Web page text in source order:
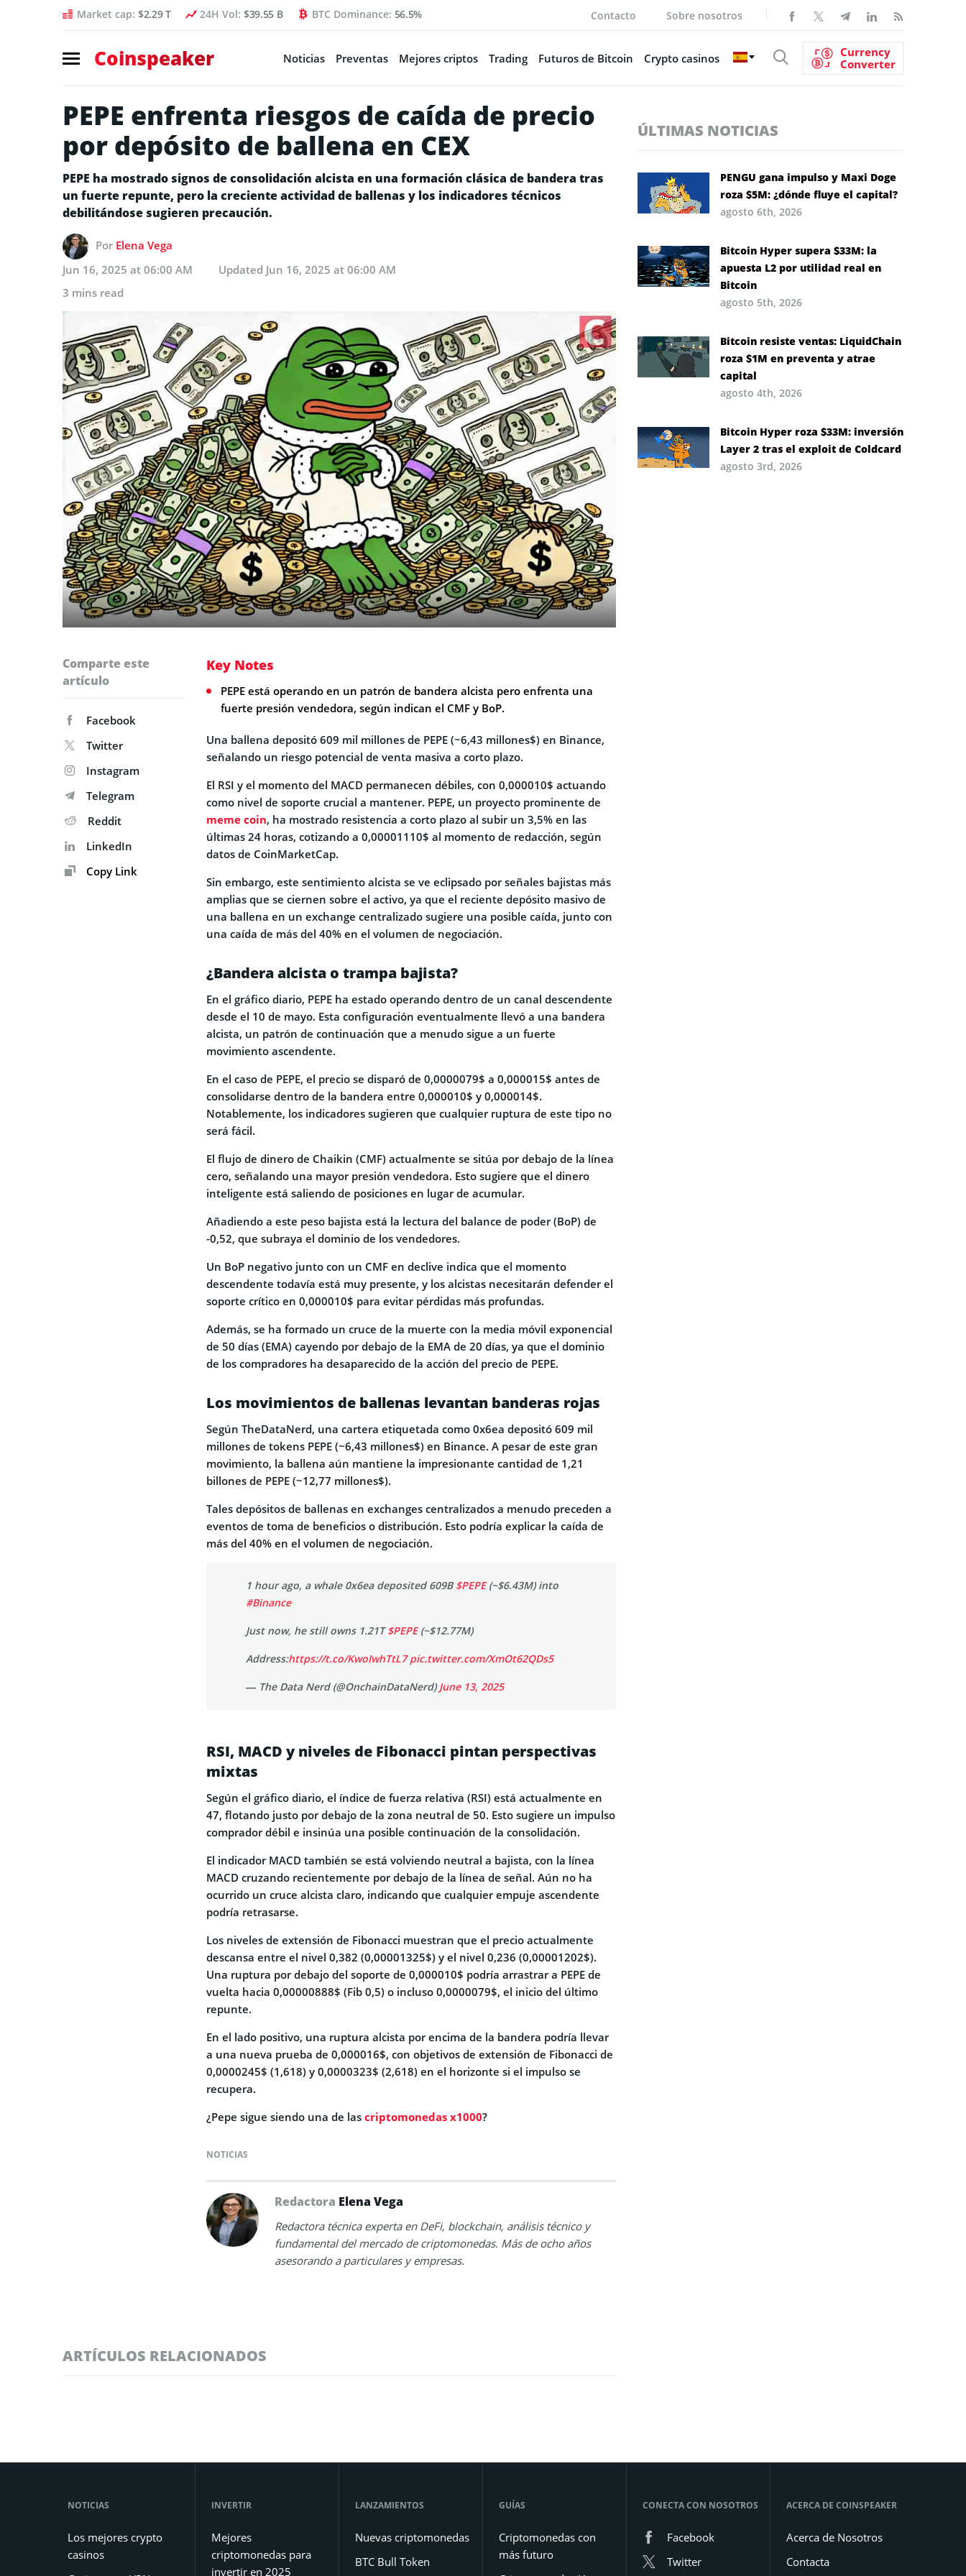
Market cap: $2.29 T 24H Vol: $39.55 B BTC Dominance: 56.5% Contacto Sobre nosotros
Coinspeaker Noticias Preventas Mejores criptos Trading Futuros de Bitcoin Crypto casinos
Currency
Converter
PEPE enfrenta riesgos de caída de precio
por depósito de ballena en CEX
PEPE ha mostrado signos de consolidación alcista en una formación clásica de bandera tras
un fuerte repunte, pero la creciente actividad de ballenas y los indicadores técnicos
debilitándose sugieren precaución.
Por Elena Vega
Jun 16, 2025 at 06:00 AM
Updated Jun 16, 2025 at 06:00 AM
3 mins read
Comparte este
artículo
Facebook
Twitter
Instagram
Telegram
Reddit
LinkedIn
Copy Link
Key Notes
PEPE está operando en un patrón de bandera alcista pero enfrenta una
fuerte presión vendedora, según indican el CMF y BoP.
Una ballena depositó 609 mil millones de PEPE (~6,43 millones$) en Binance,
señalando un riesgo potencial de venta masiva a corto plazo.
El RSI y el momento del MACD permanecen débiles, con 0,000010$ actuando
como nivel de soporte crucial a mantener. PEPE, un proyecto prominente de
meme coin, ha mostrado resistencia a corto plazo al subir un 3,5% en las
últimas 24 horas, cotizando a 0,00001110$ al momento de redacción, según
datos de CoinMarketCap.
Sin embargo, este sentimiento alcista se ve eclipsado por señales bajistas más
amplias que se ciernen sobre el activo, ya que el reciente depósito masivo de
una ballena en un exchange centralizado sugiere una posible caída, junto con
una caída de más del 40% en el volumen de negociación.
¿Bandera alcista o trampa bajista?
En el gráfico diario, PEPE ha estado operando dentro de un canal descendente
desde el 10 de mayo. Esta configuración eventualmente llevó a una bandera
alcista, un patrón de continuación que a menudo sigue a un fuerte
movimiento ascendente.
En el caso de PEPE, el precio se disparó de 0,0000079$ a 0,000015$ antes de
consolidarse dentro de la bandera entre 0,000010$ y 0,000014$.
Notablemente, los indicadores sugieren que cualquier ruptura de este tipo no
será fácil.
El flujo de dinero de Chaikin (CMF) actualmente se sitúa por debajo de la línea
cero, señalando una mayor presión vendedora. Esto sugiere que el dinero
inteligente está saliendo de posiciones en lugar de acumular.
Añadiendo a este peso bajista está la lectura del balance de poder (BoP) de
-0,52, que subraya el dominio de los vendedores.
Un BoP negativo junto con un CMF en declive indica que el momento
descendente todavía está muy presente, y los alcistas necesitarán defender el
soporte crítico en 0,000010$ para evitar pérdidas más profundas.
Además, se ha formado un cruce de la muerte con la media móvil exponencial
de 50 días (EMA) cayendo por debajo de la EMA de 20 días, ya que el dominio
de los compradores ha desaparecido de la acción del precio de PEPE.
Los movimientos de ballenas levantan banderas rojas
Según TheDataNerd, una cartera etiquetada como 0x6ea depositó 609 mil
millones de tokens PEPE (~6,43 millones$) en Binance. A pesar de este gran
movimiento, la ballena aún mantiene la impresionante cantidad de 1,21
billones de PEPE (~12,77 millones$).
Tales depósitos de ballenas en exchanges centralizados a menudo preceden a
eventos de toma de beneficios o distribución. Esto podría explicar la caída de
más del 40% en el volumen de negociación.
1 hour ago, a whale 0x6ea deposited 609B $PEPE(~$6.43M) into
#Binance
Just now, he still owns 1.21T$PEPE(~$12.77M)
Address:https://t.co/KwoIwhTtL7 pic.twitter.com/XmOt62QDs5
— The Data Nerd (@OnchainDataNerd)June 13, 2025
RSI, MACD y niveles de Fibonacci pintan perspectivas
mixtas
Según el gráfico diario, el índice de fuerza relativa (RSI) está actualmente en
47, flotando justo por debajo de la zona neutral de 50. Esto sugiere un impulso
comprador débil e insinúa una posible continuación de la consolidación.
El indicador MACD también se está volviendo neutral a bajista, con la línea
MACD cruzando recientemente por debajo de la línea de señal. Aún no ha
ocurrido un cruce alcista claro, indicando que cualquier empuje ascendente
podría retrasarse.
Los niveles de extensión de Fibonacci muestran que el precio actualmente
descansa entre el nivel 0,382 (0,00001325$) y el nivel 0,236 (0,00001202$).
Una ruptura por debajo del soporte de 0,000010$ podría arrastrar a PEPE de
vuelta hacia 0,00000888$ (Fib 0,5) o incluso 0,0000079$, el inicio del último
repunte.
En el lado positivo, una ruptura alcista por encima de la bandera podría llevar
a una nueva prueba de 0,000016$, con objetivos de extensión de Fibonacci de
0,0000245$ (1,618) y 0,0000323$ (2,618) en el horizonte si el impulso se
recupera.
¿Pepe sigue siendo una de las criptomonedas x1000?
NOTICIAS
Redactora Elena Vega
Redactora técnica experta en DeFi, blockchain, análisis técnico y
fundamental del mercado de criptomonedas. Más de ocho años
asesorando a particulares y empresas.
ARTÍCULOS RELACIONADOS
ÚLTIMAS NOTICIAS
PENGU gana impulso y Maxi Doge
roza $5M: ¿dónde fluye el capital?
agosto 6th, 2026
Bitcoin Hyper supera $33M: la
apuesta L2 por utilidad real en
Bitcoin
agosto 5th, 2026
Bitcoin resiste ventas: LiquidChain
roza $1M en preventa y atrae
capital
agosto 4th, 2026
Bitcoin Hyper roza $33M: inversión
Layer 2 tras el exploit de Coldcard
agosto 3rd, 2026
NOTICIAS
Los mejores crypto
casinos
INVERTIR
Mejores
criptomonedas para
invertir en 2025
LANZAMIENTOS
Nuevas criptomonedas
BTC Bull Token
GUÍAS
Criptomonedas con
más futuro
CONECTA CON NOSOTROS
Facebook
Twitter
ACERCA DE COINSPEAKER
Acerca de Nosotros
Contacta